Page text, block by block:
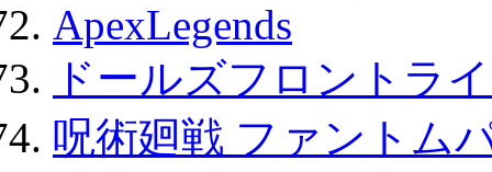
ApexLegends
ドールズフロントラ
呪術廻戦 ファントム